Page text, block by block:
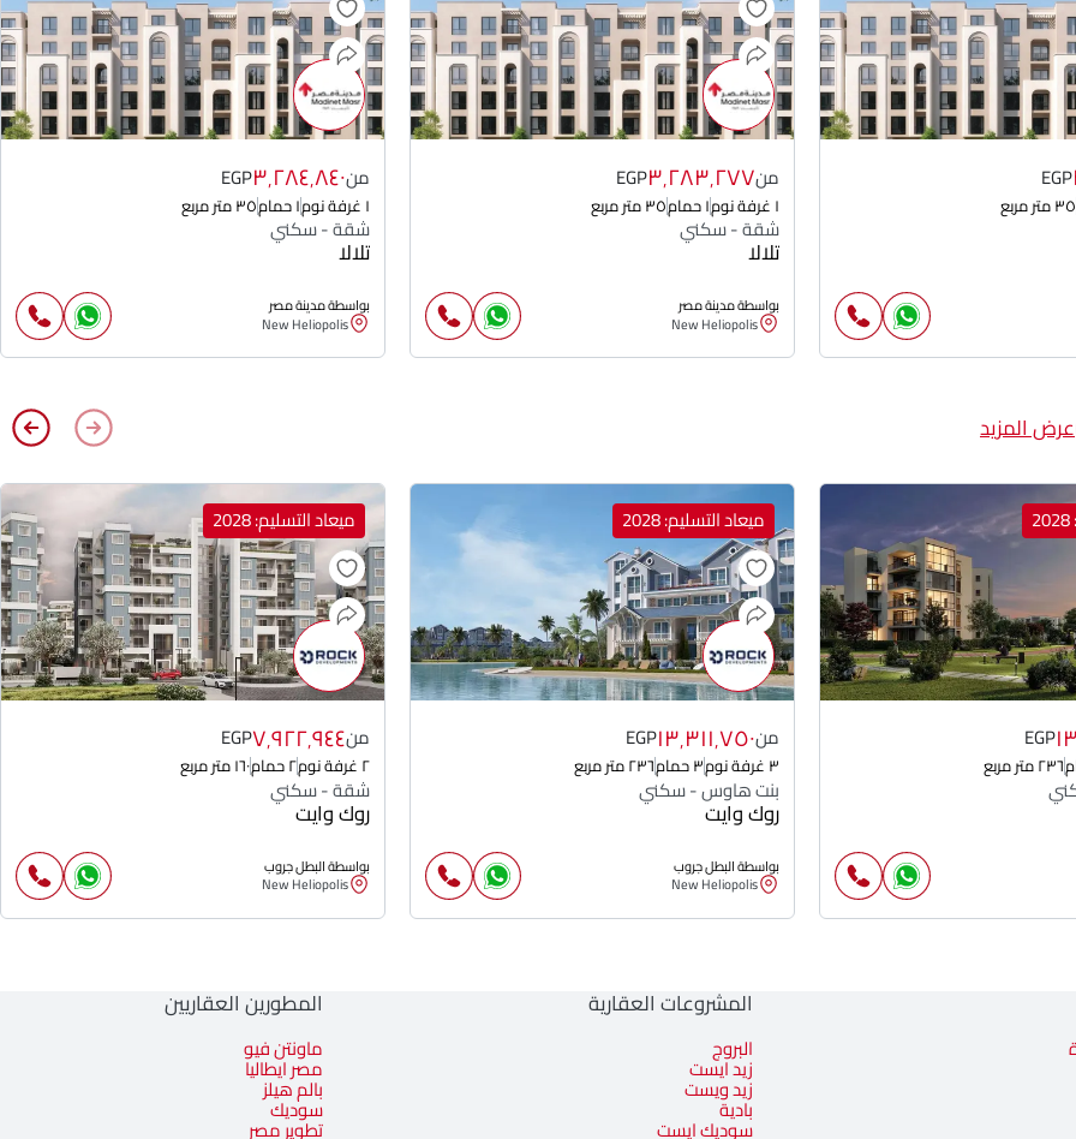
EGP
٣٥ متر مربع
من٣٬٢٨٣٬٢٧٧EGP
١ غرفة نوم ١ حمام ٣٥ متر مربع
شقة - سكني
تلالا
بواسطة مدينة مصر
New Heliopolis
من٣٬٢٨٤٬٨٤٠EGP
١ غرفة نوم ١ حمام ٣٥ متر مربع
شقة - سكني
تلالا
بواسطة مدينة مصر
New Heliopolis
عرض المزيد
EGP
٢٣٦ متر مربع
ميعاد التسليم: 2028
من١٣٬٣١١٬٧٥٠EGP
٣ غرفة نوم ٣ حمام ٢٣٦ متر مربع
بنت هاوس - سكني
روك وايت
بواسطة البطل جروب
New Heliopolis
ميعاد التسليم: 2028
من٧٬٩٢٢٬٩٤٤EGP
٢ غرفة نوم ٢ حمام ١٦٠ متر مربع
شقة - سكني
روك وايت
بواسطة البطل جروب
New Heliopolis
المشروعات العقارية
البروج
زيد ايست
زيد ويست
بادية
سوديك ايست
المطورين العقاريين
ماونتن فيو
مصر ايطاليا
بالم هيلز
سوديك
تطوير مصر